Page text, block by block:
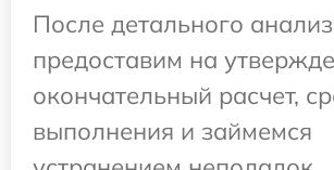
После детального
предоставим на
окончательный расчет,
выполнения и займемся